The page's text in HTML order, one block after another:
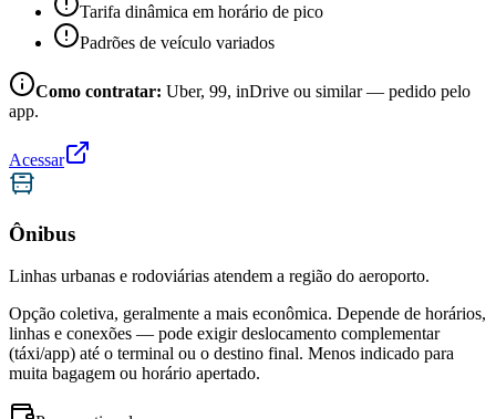
Tarifa dinâmica em horário de pico
Padrões de veículo variados
Como contratar: Uber, 99, inDrive ou similar — pedido pelo
app.
Acessar
Ônibus
Linhas urbanas e rodoviárias atendem a região do aeroporto.
Opção coletiva, geralmente a mais econômica. Depende de horários,
linhas e conexões — pode exigir deslocamento complementar
(táxi/app) até o terminal ou o destino final. Menos indicado para
muita bagagem ou horário apertado.